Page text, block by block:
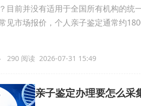
目前并没有适用于全国所有机构的
见市场报价，个人亲子鉴定通常约
290 阅读 2026-07-31 15:49
亲子鉴定办理要怎么采